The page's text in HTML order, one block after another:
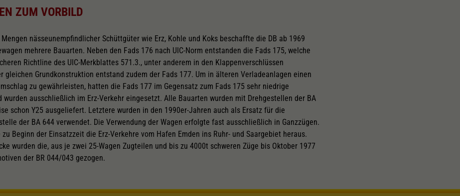
ZUM VORBILD
nässeunempfindlicher Schüttgüter wie Erz, Kohle und Koks beschaffte die DB ab 1969
mehrere Bauarten. Neben den Fads 176 nach UIC-Norm entstanden die Fads 175, welche
Richtline des UIC-Merkblattes 571.3., unter anderem in den Klappenverschlüssen
gleichen Grundkonstruktion entstand zudem der Fads 177. Um in älteren Verladeanlagen einen
zu gewährleisten, hatten die Fads 177 im Gegensatz zum Fads 175 sehr niedrige
wurden ausschließlich im Erz-Verkehr eingesetzt. Alle Bauarten wurden mit Drehgestellen der BA
schon Y25 ausgeliefert. Letztere wurden in den 1990er-Jahren auch als Ersatz für die
der BA 644 verwendet. Die Verwendung der Wagen erfolgte fast ausschließlich in Ganzzügen.
Beginn der Einsatzzeit die Erz-Verkehre vom Hafen Emden ins Ruhr- und Saargebiet heraus.
wurden die, aus je zwei 25-Wagen Zugteilen und bis zu 4000t schweren Züge bis Oktober 1977
der BR 044/043 gezogen.